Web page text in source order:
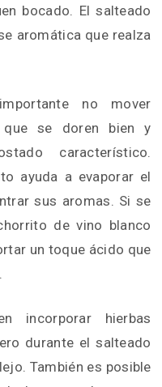
bocado. El salteado
aromática que realza
no mover
se doren bien y
característico.
ayuda a evaporar el
sus aromas. Si se
de vino blanco
un toque ácido que
incorporar hierbas
durante el salteado
También es posible